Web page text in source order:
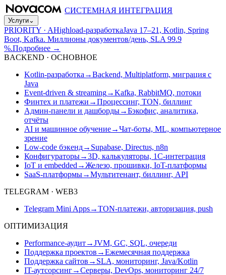
СИСТЕМНАЯ ИНТЕГРАЦИЯ
Услуги⌄
PRIORITY · AHighload-разработкаJava 17–21, Kotlin, Spring
Boot, Kafka. Миллионы документов/день, SLA 99.9
%.Подробнее →
BACKEND · ОСНОВНОЕ
Kotlin-разработка →Backend, Multiplatform, миграция с
Java
Event-driven & streaming→Kafka, RabbitMQ, потоки
Финтех и платежи →Процессинг, TON, биллинг
Админ-панели и дашборды→Бэкофис, аналитика,
отчёты
AI и машинное обучение→Чат-боты, ML, компьютерное
зрение
Low-code бэкенд→ Supabase, Directus, n8n
Конфигураторы→3D, калькуляторы, 1С-интеграция
IoT и embedded →Железо, прошивки, IoT-платформы
SaaS-платформы→Мультитенант, биллинг, API
TELEGRAM · WEB3
Telegram Mini Apps→TON-платежи, авторизация, push
ОПТИМИЗАЦИЯ
Performance-аудит→JVM, GC, SQL, очереди
Поддержка проектов →Ежемесячная поддержка
Поддержка сайтов → SLA, мониторинг, Java/Kotlin
IT-аутсорсинг→Серверы, DevOps, мониторинг 24/7